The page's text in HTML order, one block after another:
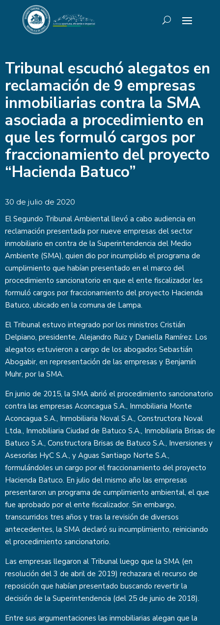
Tribunal escuchó alegatos en
reclamación de 9 empresas
inmobiliarias contra la SMA
asociada a procedimiento en
que les formuló cargos por
fraccionamiento del proyecto
“Hacienda Batuco”
30 de julio de 2020
El Segundo Tribunal Ambiental llevó a cabo audiencia en
reclamación presentada por nueve empresas del sector
inmobiliario en contra de la Superintendencia del Medio
Ambiente (SMA), quien dio por incumplido el programa de
cumplimiento que habían presentado en el marco del
procedimiento sancionatorio en que el ente fiscalizador les
formuló cargos por fraccionamiento del proyecto Hacienda
Batuco, ubicado en la comuna de Lampa.
El Tribunal estuvo integrado por los ministros Cristián
Delpiano, presidente, Alejandro Ruiz y Daniella Ramírez. Los
alegatos estuvieron a cargo de los abogados Sebastián
Abogabir, en representación de las empresas y Benjamín
Muhr, por la SMA.
En junio de 2015, la SMA abrió el procedimiento sancionatorio
contra las empresas Aconcagua S.A., Inmobiliaria Monte
Aconcagua S.A., Inmobiliaria Noval S.A., Constructora Noval
Ltda., Inmobiliaria Ciudad de Batuco S.A., Inmobiliaria Brisas de
Batuco S.A., Constructora Brisas de Batuco S.A., Inversiones y
Asesorías HyC S.A., y Aguas Santiago Norte S.A.,
formulándoles un cargo por el fraccionamiento del proyecto
Hacienda Batuco. En julio del mismo año las empresas
presentaron un programa de cumplimiento ambiental, el que
fue aprobado por el ente fiscalizador. Sin embargo,
transcurridos tres años y tras la revisión de diversos
antecedentes, la SMA declaró su incumplimiento, reiniciando
el procedimiento sancionatorio.
Las empresas llegaron al Tribunal luego que la SMA (en
resolución del 3 de abril de 2019) rechazara el recurso de
reposición que habían presentado buscando revertir la
decisión de la Superintendencia (del 25 de junio de 2018).
Entre sus argumentaciones las inmobiliarias alegan que la